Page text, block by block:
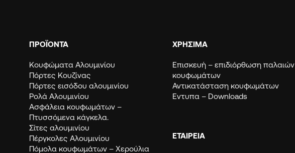
ΠΡΟΪΟΝΤΑ
Κουφώματα Αλουμινίου
Πόρτες Κουζίνας
Πόρτες εισόδου αλουμινίου
Ρολά Αλουμινίου
Ασφάλεια κουφωμάτων –
Πτυσσόμενα κάγκελα.
Σίτες αλουμινίου
Πέργκολες Αλουμινίου
Πόμολα κουφωμάτων – Χερούλια
ΧΡΗΣΙΜΑ
Eπισκευή – επιδιόρθωση παλαιών
κουφωμάτων
Αντικατάσταση κουφωμάτων
Εντυπα – Downloads
ΕΤΑΙΡΕΙΑ